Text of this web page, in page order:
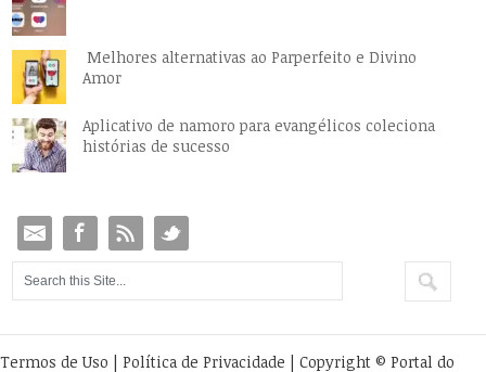
Melhores alternativas ao Parperfeito e Divino
Amor
Aplicativo de namoro para evangélicos coleciona
histórias de sucesso
Termos de Uso | Política de Privacidade | Copyright © Portal do